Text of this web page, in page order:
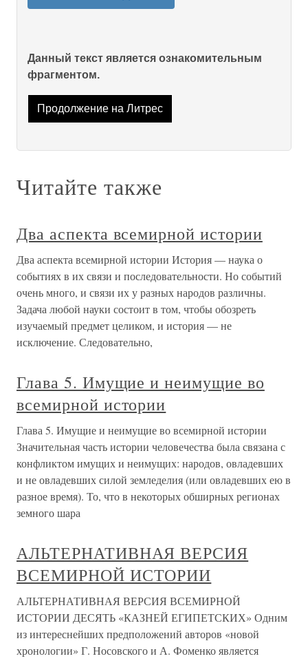
Данный текст является ознакомительным
фрагментом.
Продолжение на Литрес
Читайте также
Два аспекта всемирной истории
Два аспекта всемирной истории История — наука о
событиях в их связи и последовательности. Но событий
очень много, и связи их у разных народов различны.
Задача любой науки состоит в том, чтобы обозреть
изучаемый предмет целиком, и история — не
исключение. Следовательно,
Глава 5. Имущие и неимущие во
всемирной истории
Глава 5. Имущие и неимущие во всемирной истории
Значительная часть истории человечества была связана с
конфликтом имущих и неимущих: народов, овладевших
и не овладевших силой земледелия (или овладевших ею в
разное время). То, что в некоторых обширных регионах
земного шара
АЛЬТЕРНАТИВНАЯ ВЕРСИЯ
ВСЕМИРНОЙ ИСТОРИИ
АЛЬТЕРНАТИВНАЯ ВЕРСИЯ ВСЕМИРНОЙ
ИСТОРИИ ДЕСЯТЬ «КАЗНЕЙ ЕГИПЕТСКИХ» Одним
из интереснейших предположений авторов «новой
хронологии» Г. Носовского и А. Фоменко является